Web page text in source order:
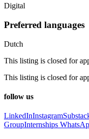
Digital
Preferred languages
Dutch
This listing is closed for
This listing is closed for
follow us
LinkedInInstagram
GroupInternships